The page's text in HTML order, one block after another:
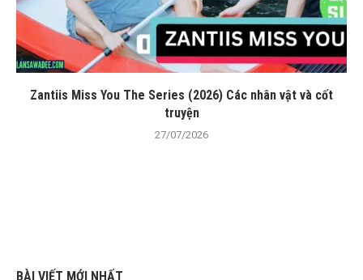
Zantiis Miss You The Series (2026) Các nhân vật và cốt
truyện
27/07/2026
BÀI VIẾT MỚI NHẤT